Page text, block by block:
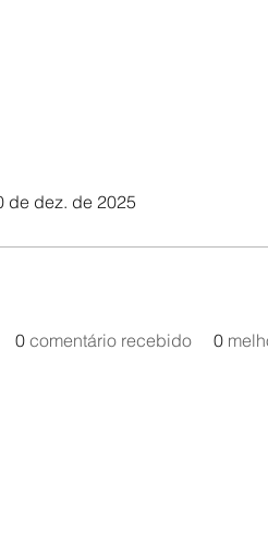
de dez. de 2025
0 comentário recebido 0